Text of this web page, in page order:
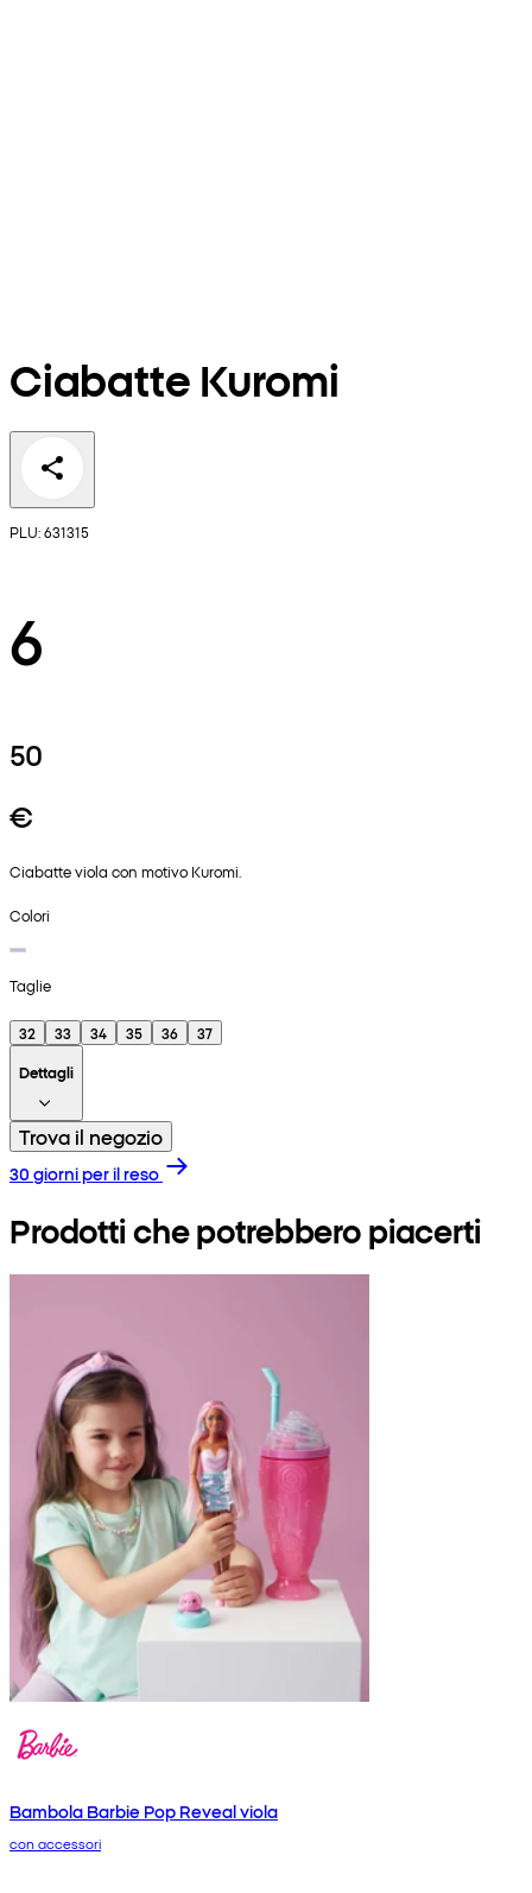
Ciabatte Kuromi
PLU: 631315
6
50
€
Ciabatte viola con motivo Kuromi.
Colori
Taglie
32 33 34 35 36
37
Dettagli
Trova il negozio
30 giorni per il reso
Prodotti che potrebbero piacerti
Bambola Barbie Pop Reveal viola
con accessori